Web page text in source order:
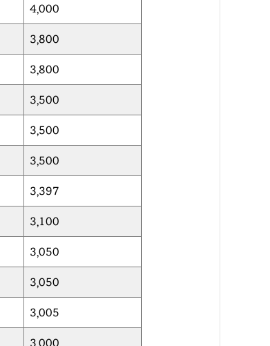
4,000
3,800
3,800
3,500
3,500
3,500
3,397
3,100
3,050
3,050
3,005
3,000